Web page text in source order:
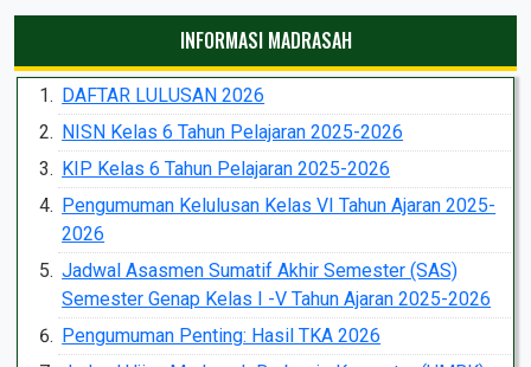
INFORMASI MADRASAH
DAFTAR LULUSAN 2026
NISN Kelas 6 Tahun Pelajaran 2025-2026
KIP Kelas 6 Tahun Pelajaran 2025-2026
Pengumuman Kelulusan Kelas VI Tahun Ajaran 2025-
2026
Jadwal Asasmen Sumatif Akhir Semester (SAS)
Semester Genap Kelas I -V Tahun Ajaran 2025-2026
Pengumuman Penting: Hasil TKA 2026